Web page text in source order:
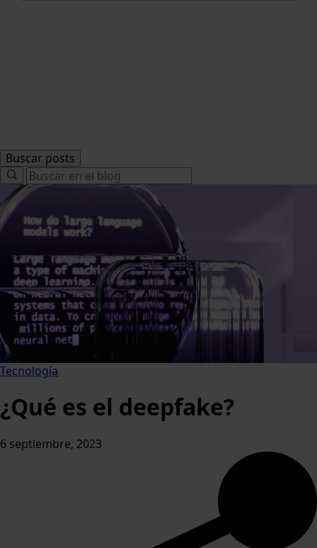
Buscar posts
Search
for:
Tecnología
¿Qué es el deepfake?
6 septiembre, 2023